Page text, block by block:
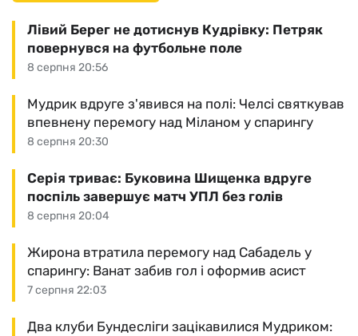
8 серпня 20:56
Лівий Берег не дотиснув Кудрівку: Петряк
повернувся на футбольне поле
8 серпня 20:30
Мудрик вдруге з'явився на полі: Челсі святкував
впевнену перемогу над Міланом у спарингу
8 серпня 20:04
Серія триває: Буковина Шищенка вдруге
поспіль завершує матч УПЛ без голів
7 серпня 22:03
Жирона втратила перемогу над Сабадель у
спарингу: Ванат забив гол і оформив асист
Два клуби Бундесліги зацікавилися Мудриком: